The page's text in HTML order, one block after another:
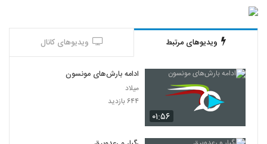
ویدیوهای مرتبط ویدیوهای کانال
۰۱:۵۶
ادامه بارش‌های مونسون
میلاد
۶۴۴ بازدید